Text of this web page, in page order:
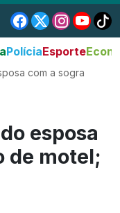
PolíciaEsporte
com a sogra
esposa
de motel;